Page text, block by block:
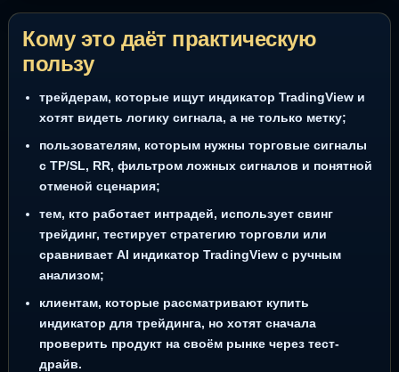
Кому это даёт практическую
пользу
трейдерам, которые ищут индикатор TradingView и
хотят видеть логику сигнала, а не только метку;
пользователям, которым нужны торговые сигналы
с TP/SL, RR, фильтром ложных сигналов и понятной
отменой сценария;
тем, кто работает интрадей, использует свинг
трейдинг, тестирует стратегию торговли или
сравнивает AI индикатор TradingView с ручным
анализом;
клиентам, которые рассматривают купить
индикатор для трейдинга, но хотят сначала
проверить продукт на своём рынке через тест-
драйв.